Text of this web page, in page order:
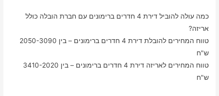
כמה עולה להוביל דירת 4 חדרים ברימונים עם חברת הובלה כולל
אריזה?
טווח המחירים להובלת דירת 4 חדרים ברימונים – בין 2050-3090
ש"ח
טווח המחירים לאריזה דירת 4 חדרים ברימונים – בין 3410-2020
ש"ח